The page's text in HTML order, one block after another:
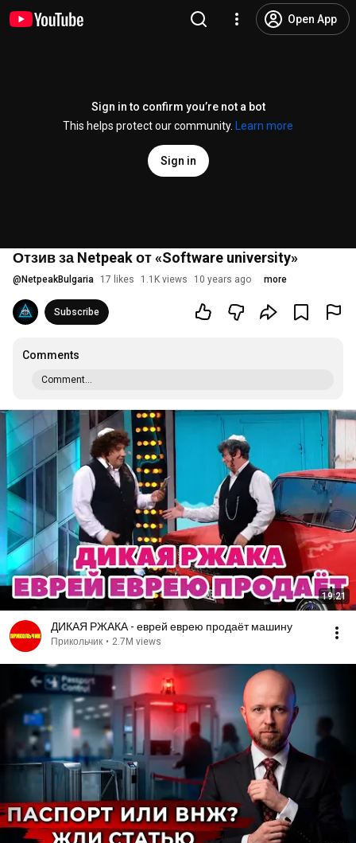
Open App
Sign in to confirm you’re not a bot
This helps protect our community.
Learn more
Sign in
Отзив за Netpeak от «Software university»
@ NetpeakBulgaria 17 likes 1.1K views 10 years ago more
Subscribe
Comments
Comment...
19:21
ДИКАЯ РЖАКА - еврей еврею продаёт машину
Прикольчик • 2.7M views